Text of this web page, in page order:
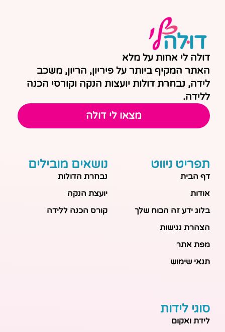
דולה לי אחות על מלא
האתר המקיף ביותר על פיריון, הריון, משכב
לידה, נבחרת דולות יועצות הנקה וקורסי הכנה
ללידה.
מצאו לי דולה
תפריט ניווט
דף הבית
אודות
בלוג ידע זה הכוח שלך
הצהרת נגישות
מפת אתר
תנאי שימוש
נושאים מובילים
נבחרת הדולות
יועצת הנקה
קורס הכנה ללידה
סוגי לידות
לידת ואקום